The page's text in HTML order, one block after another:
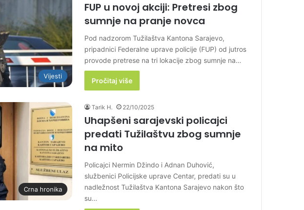
Vijesti
FUP u novoj akciji: Pretresi zbog
sumnje na pranje novca
Pod nadzorom Tužilaštva Kantona Sarajevo,
pripadnici Federalne uprave policije (FUP) od jutros
provode pretrese na tri lokacije zbog sumnje na…
Pročitaj više
Crna hronika
Tarik H. 22/10/2025
Uhapšeni sarajevski policajci
predati Tužilaštvu zbog sumnje
na mito
Policajci Nermin Džindo i Adnan Duhović,
službenici Policijske uprave Centar, predati su u
nadležnost Tužilaštva Kantona Sarajevo nakon što
su…